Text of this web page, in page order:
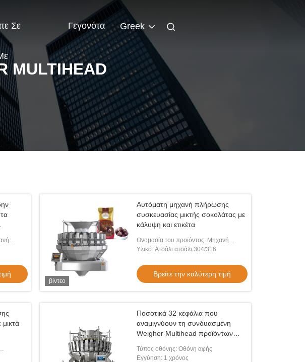
Σε Γεγονότα Greek
MULTIHEAD
βίντεο
Αυτόματη μηχανή πλήρωσης
συσκευασίας μικτής σοκολάτας με
κάλυψη και ετικέτα
Ονομασία του προϊόντος: Μηχανή
συσκευασίας σφραγίσματος
Υλικό: Ατσάλι ατσάλι 304/316
Βρείτε την καλύτερη τιμή
Ποσοτικά 32 κεφάλια που
αναμιγνύουν τη συνδυασμένη
Weigher Multihead προϊόντων
καρύδια
Τύπος οθόνης: Οθόνη αφής
Εγγύηση: 1 χρόνος